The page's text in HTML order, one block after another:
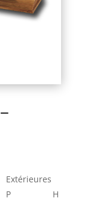
Extérieures
P
H